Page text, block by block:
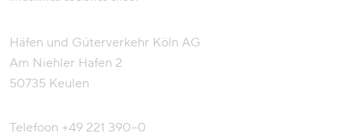
Häfen und Güterverkehr Köln AG
Am Niehler Hafen 2
50735 Keulen
Telefoon +49 221 390–0